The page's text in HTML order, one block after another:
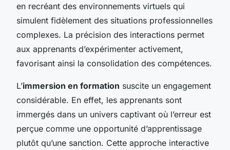
en recréant des environnements virtuels qui
simulent fidèlement des situations professionnelles
complexes. La précision des interactions permet
aux apprenants d’expérimenter activement,
favorisant ainsi la consolidation des compétences.
L’immersion en formation suscite un engagement
considérable. En effet, les apprenants sont
immergés dans un univers captivant où l’erreur est
perçue comme une opportunité d’apprentissage
plutôt qu’une sanction. Cette approche interactive